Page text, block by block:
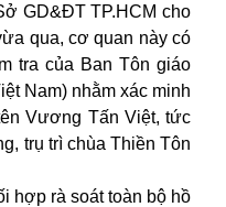
GD&ĐT TP.HCM cho
qua, cơ quan này có
tra của Ban Tôn giáo
Nam) nhằm xác minh
Vương Tấn Việt, tức
trụ trì chùa Thiền Tôn
hợp rà soát toàn bộ hồ